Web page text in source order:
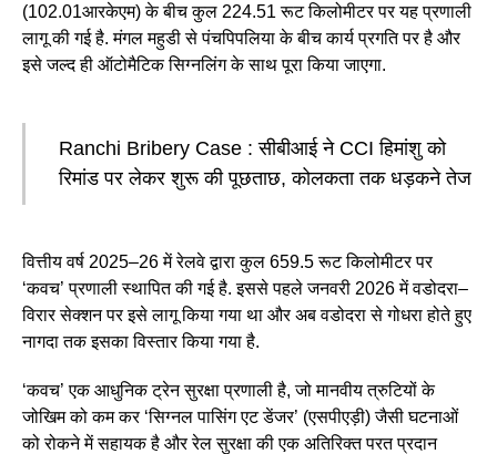
(102.01आरकेएम) के बीच कुल 224.51 रूट किलोमीटर पर यह प्रणाली
लागू की गई है. मंगल महुडी से पंचपिपलिया के बीच कार्य प्रगति पर है और
इसे जल्द ही ऑटोमैटिक सिग्नलिंग के साथ पूरा किया जाएगा.
Ranchi Bribery Case : सीबीआई ने CCI हिमांशु को
रिमांड पर लेकर शुरू की पूछताछ, कोलकता तक धड़कने तेज
वित्तीय वर्ष 2025–26 में रेलवे द्वारा कुल 659.5 रूट किलोमीटर पर
‘कवच’ प्रणाली स्थापित की गई है. इससे पहले जनवरी 2026 में वडोदरा–
विरार सेक्शन पर इसे लागू किया गया था और अब वडोदरा से गोधरा होते हुए
नागदा तक इसका विस्तार किया गया है.
‘कवच’ एक आधुनिक ट्रेन सुरक्षा प्रणाली है, जो मानवीय त्रुटियों के
जोखिम को कम कर ‘सिग्नल पासिंग एट डेंजर’ (एसपीएड़ी) जैसी घटनाओं
को रोकने में सहायक है और रेल सुरक्षा की एक अतिरिक्त परत प्रदान